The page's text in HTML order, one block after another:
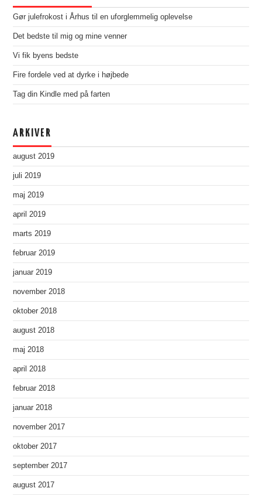
Gør julefrokost i Århus til en uforglemmelig oplevelse
Det bedste til mig og mine venner
Vi fik byens bedste
Fire fordele ved at dyrke i højbede
Tag din Kindle med på farten
ARKIVER
august 2019
juli 2019
maj 2019
april 2019
marts 2019
februar 2019
januar 2019
november 2018
oktober 2018
august 2018
maj 2018
april 2018
februar 2018
januar 2018
november 2017
oktober 2017
september 2017
august 2017